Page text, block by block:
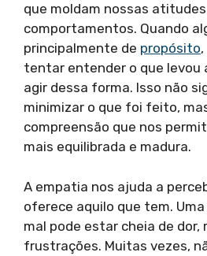
que moldam nossas
comportamentos. Quando
principalmente de propósito
tentar entender o que levou
agir dessa forma. Isso não
minimizar o que foi feito,
compreensão que nos
mais equilibrada e madura.
A empatia nos ajuda a
oferece aquilo que tem.
mal pode estar cheia de dor,
frustrações. Muitas vezes,